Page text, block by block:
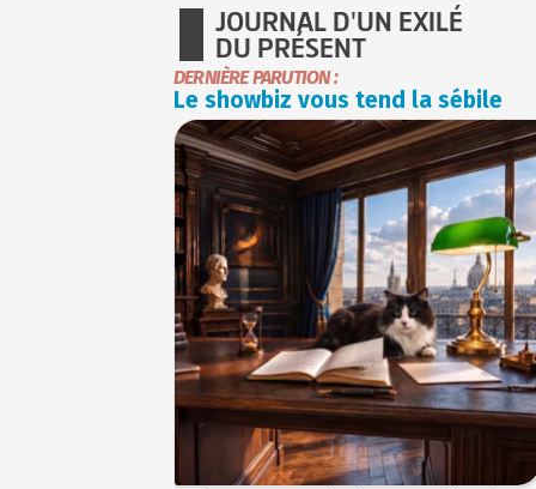
JOURNAL D'UN EXILÉ
DU PRÉSENT
DERNIÈRE PARUTION :
Le showbiz vous tend la sébile